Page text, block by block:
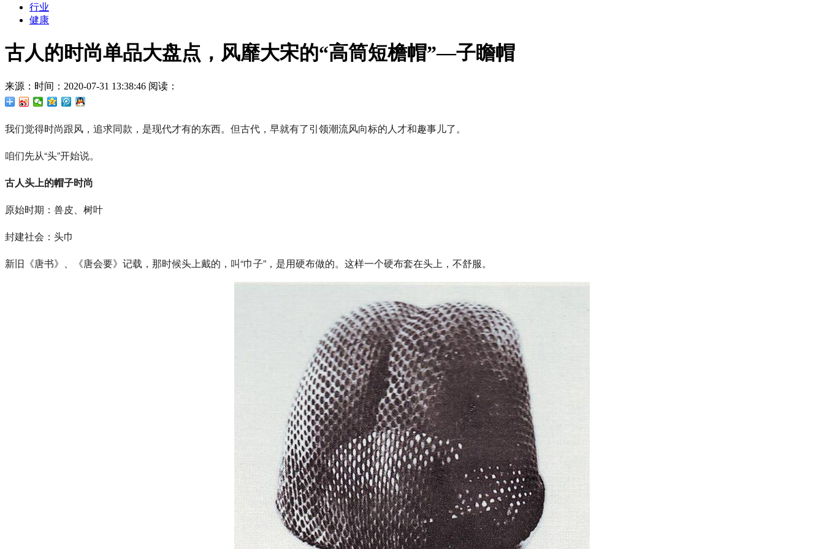
行业
健康
古人的时尚单品大盘点，风靡大宋的“高筒短檐帽”—子瞻帽
来源： 时间：2020-07-31 13:38:46 阅读：
我们觉得时尚跟风，追求同款，是现代才有的东西。但古代，早就有了引领潮流风向标的人才和趣事儿了。
咱们先从“头”开始说。
古人头上的帽子时尚
原始时期：兽皮、树叶
封建社会：头巾
新旧《唐书》、《唐会要》记载，那时候头上戴的，叫“巾子”，是用硬布做的。这样一个硬布套在头上，不舒服。